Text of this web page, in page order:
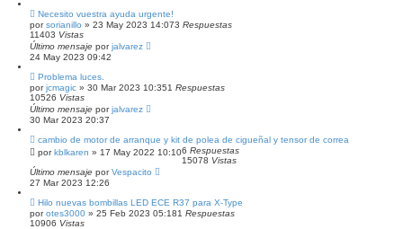
Necesito vuestra ayuda urgente!
porsorianillo » 23 May 2023 14:073 Respuestas
11403 Vistas
Último mensaje porjalvarez
24 May 2023 09:42
Problema luces.
porjcmagic » 30 Mar 2023 10:351 Respuestas
10526 Vistas
Último mensaje porjalvarez
30 Mar 2023 20:37
cambio de motor de arranque y kit de polea de cigueñal y tensor de correa
porkblkaren » 17 May 2022 10:106 Respuestas
15078 Vistas
Último mensaje porVespacito
27 Mar 2023 12:26
Hilo nuevas bombillas LED ECE R37 para X-Type
porotes3000 » 25 Feb 2023 05:181 Respuestas
10906 Vistas